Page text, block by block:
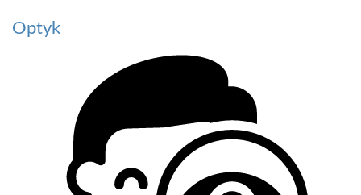
Optyk